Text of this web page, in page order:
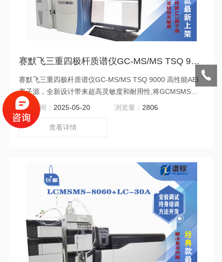
赛默飞三重四极杆质谱仪GC-MS/MS TSQ 9000（二手）
赛默飞三重四极杆质谱仪GC-MS/MS TSQ 9000 高性能AEI
离子源，全新设计带来超高灵敏度和耐用性,将GCMSMS推
到阿克级别灵敏度。特别的Orbitrap 技术，高分辨、高灵
敏、高质量精度和宽动态范围，更好实现非目标筛查、未知
物鉴定、代谢组学分析等。
更新时间： 2025-05-20 浏览量： 2806
查看详情